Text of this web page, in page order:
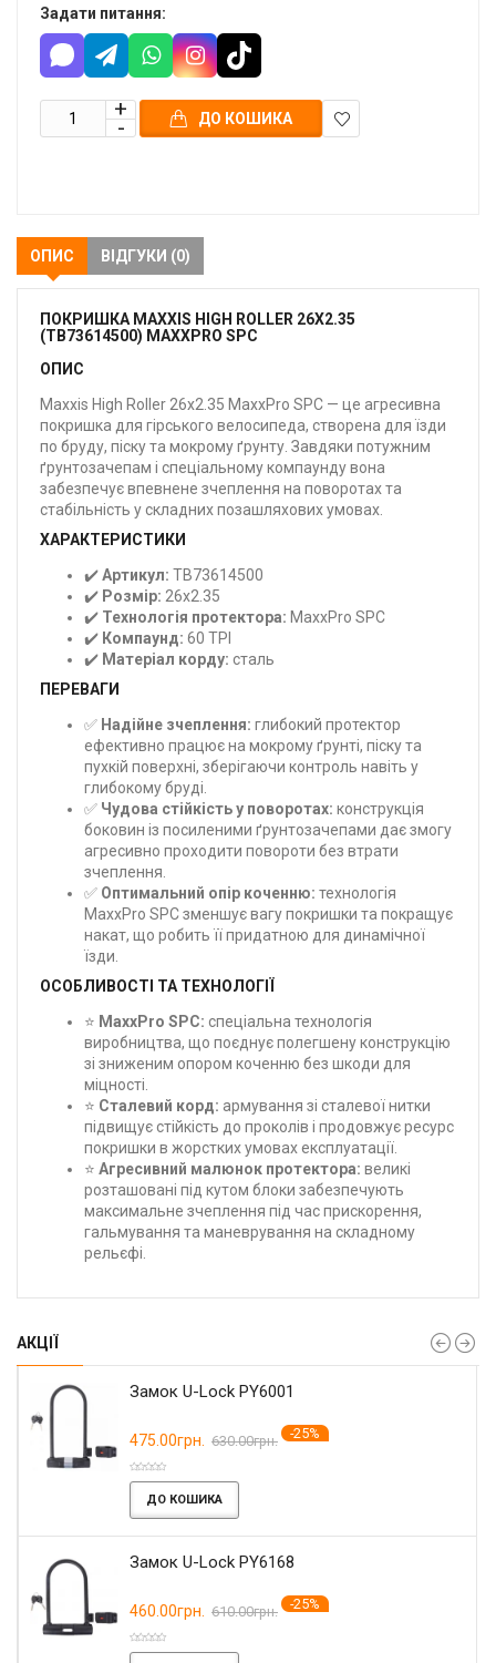
Задати питання:
ДО КОШИКА
ОПИС ВІДГУКИ (0)
ПОКРИШКА MAXXIS HIGH ROLLER 26X2.35
(TB73614500) MAXXPRO SPC
ОПИС
Maxxis High Roller 26x2.35 MaxxPro SPC — це агресивна
покришка для гірського велосипеда, створена для їзди
по бруду, піску та мокрому ґрунту. Завдяки потужним
ґрунтозачепам і спеціальному компаунду вона
забезпечує впевнене зчеплення на поворотах та
стабільність у складних позашляхових умовах.
ХАРАКТЕРИСТИКИ
✔️Артикул: TB73614500
✔️ Розмір: 26x2.35
✔️ Технологія протектора: MaxxPro SPC
✔️ Компаунд: 60 TPI
✔️ Матеріал корду: сталь
ПЕРЕВАГИ
✅ Надійне зчеплення: глибокий протектор
ефективно працює на мокрому ґрунті, піску та
пухкій поверхні, зберігаючи контроль навіть у
глибокому бруді.
✅ Чудова стійкість у поворотах: конструкція
боковин із посиленими ґрунтозачепами дає змогу
агресивно проходити повороти без втрати
зчеплення.
✅ Оптимальний опір коченню: технологія
MaxxPro SPC зменшує вагу покришки та покращує
накат, що робить її придатною для динамічної
їзди.
ОСОБЛИВОСТІ ТА ТЕХНОЛОГІЇ
⭐ MaxxPro SPC: спеціальна технологія
виробництва, що поєднує полегшену конструкцію
зі зниженим опором коченню без шкоди для
міцності.
⭐ Сталевий корд: армування зі сталевої нитки
підвищує стійкість до проколів і продовжує ресурс
покришки в жорстких умовах експлуатації.
⭐ Агресивний малюнок протектора: великі
розташовані під кутом блоки забезпечують
максимальне зчеплення під час прискорення,
гальмування та маневрування на складному
рельєфі.
АКЦІЇ
Замок U-Lock PY6001
475.00грн. 630.00грн. -25%
ДО КОШИКА
Замок U-Lock PY6168
460.00грн. 610.00грн. -25%